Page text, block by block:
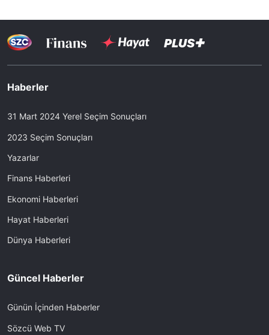
Haberler
31 Mart 2024 Yerel Seçim Sonuçları
2023 Seçim Sonuçları
Yazarlar
Finans Haberleri
Ekonomi Haberleri
Hayat Haberleri
Dünya Haberleri
Güncel Haberler
Günün İçinden Haberler
Sözcü Web TV